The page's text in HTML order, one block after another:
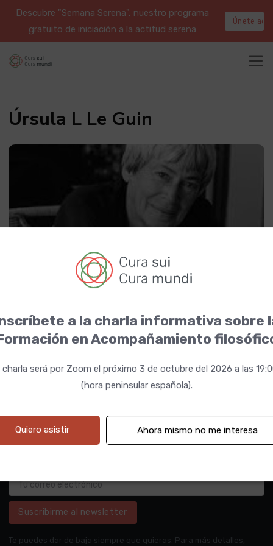
Descubre "Semana Serena", nuestro programa
gratuito de iniciación a la actitud serena
Únete aquí
Úrsula L Le Guin
Suscribirme al newsletter
Te puedes dar de baja siempre que quieras. Para más detalles,
a la charla informativa sobre
en Acompañamiento
charla será por Zoom el próximo 3 de octubre del 2026 a las
(hora peninsular española).
Quiero asistir Ahora mismo no me interesa